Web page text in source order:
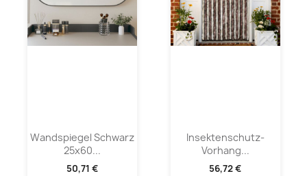
Wandspiegel Schwarz
25x60...
50,71 €
Insektenschutz-
Vorhang...
56,72 €